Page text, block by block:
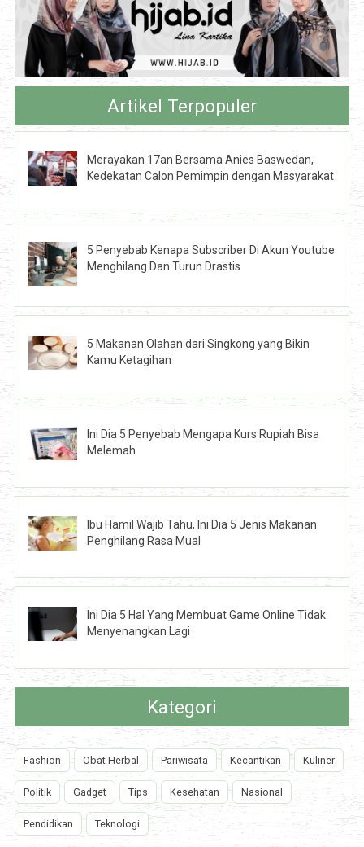
Artikel Terpopuler
Merayakan 17an Bersama Anies Baswedan,
Kedekatan Calon Pemimpin dengan Masyarakat
5 Penyebab Kenapa Subscriber Di Akun Youtube
Menghilang Dan Turun Drastis
5 Makanan Olahan dari Singkong yang Bikin
Kamu Ketagihan
Ini Dia 5 Penyebab Mengapa Kurs Rupiah Bisa
Melemah
Ibu Hamil Wajib Tahu, Ini Dia 5 Jenis Makanan
Penghilang Rasa Mual
Ini Dia 5 Hal Yang Membuat Game Online Tidak
Menyenangkan Lagi
Kategori
Fashion Obat Herbal Pariwisata Kecantikan Kuliner
Politik Gadget Tips Kesehatan Nasional
Pendidikan Teknologi